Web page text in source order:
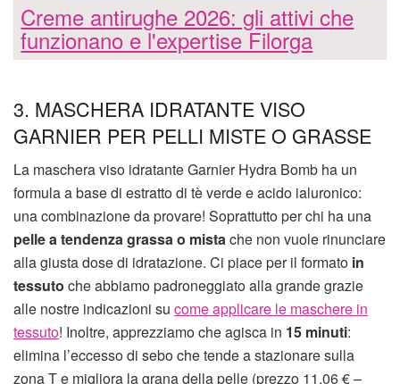
Creme antirughe 2026: gli attivi che
funzionano e l'expertise Filorga
3. MASCHERA IDRATANTE VISO
GARNIER PER PELLI MISTE O GRASSE
La maschera viso idratante Garnier Hydra Bomb ha un
formula a base di estratto di tè verde e acido ialuronico:
una combinazione da provare! Soprattutto per chi ha una
pelle a tendenza grassao mistache non vuole rinunciare
alla giusta dose di idratazione. Ci piace per il formato in
tessuto che abbiamo padroneggiato alla grande grazie
alle nostre indicazioni su come applicare le maschere in
tessuto! Inoltre, apprezziamo che agisca in 15 minuti:
elimina l’eccesso di sebo che tende a stazionare sulla
zona T e migliora la grana della pelle (prezzo 11,06 € –